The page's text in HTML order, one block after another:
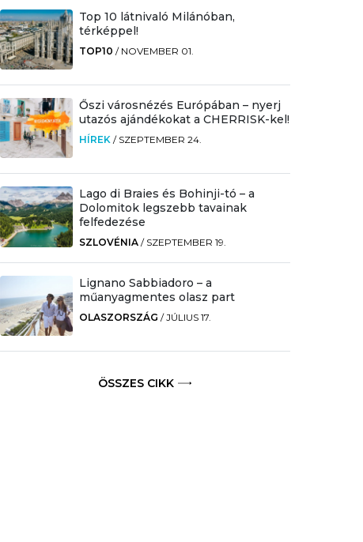
Top 10 látnivaló Milánóban,
térképpel!
TOP10 / NOVEMBER 01.
Őszi városnézés Európában – nyerj
utazós ajándékokat a CHERRISK-kel!
HÍREK / SZEPTEMBER 24.
Lago di Braies és Bohinji-tó – a
Dolomitok legszebb tavainak
felfedezése
SZLOVÉNIA / SZEPTEMBER 19.
Lignano Sabbiadoro – a
műanyagmentes olasz part
OLASZORSZÁG /JÚLIUS 17.
ÖSSZES CIKK